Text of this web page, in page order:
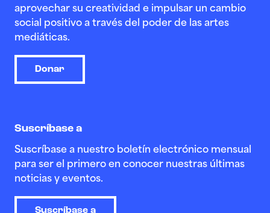
aprovechar su creatividad e impulsar un cambio
social positivo a través del poder de las artes
mediáticas.
Donar
Suscríbase a
Suscríbase a nuestro boletín electrónico mensual
para ser el primero en conocer nuestras últimas
noticias y eventos.
Suscríbase a